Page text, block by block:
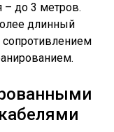
– до 3 метров.
длинный